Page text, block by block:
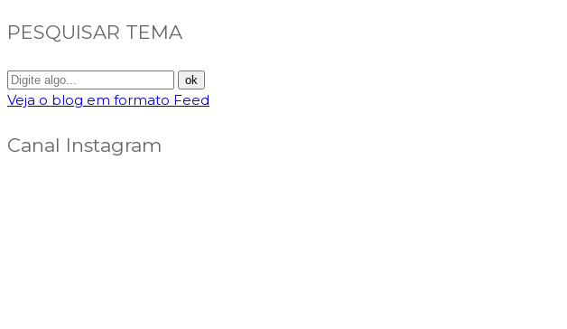
PESQUISAR TEMA
Veja o blog em formato Feed
Canal Instagram